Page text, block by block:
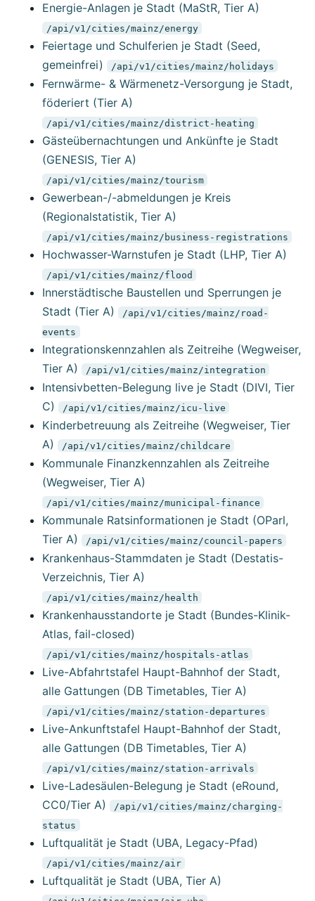
Energie-Anlagen je Stadt (MaStR, Tier A)
/api/v1/cities/mainz/energy
Feiertage und Schulferien je Stadt (Seed,
gemeinfrei)
/api/v1/cities/mainz/holidays
Fernwärme- & Wärmenetz-Versorgung je Stadt,
föderiert (Tier A)
/api/v1/cities/mainz/district-heating
Gästeübernachtungen und Ankünfte je Stadt
(GENESIS, Tier A)
/api/v1/cities/mainz/tourism
Gewerbean-/-abmeldungen je Kreis
(Regionalstatistik, Tier A)
/api/v1/cities/mainz/business-registrations
Hochwasser-Warnstufen je Stadt (LHP, Tier A)
/api/v1/cities/mainz/flood
Innerstädtische Baustellen und Sperrungen je
Stadt (Tier A)
/api/v1/cities/mainz/road-
events
Integrationskennzahlen als Zeitreihe (Wegweiser,
Tier A)
/api/v1/cities/mainz/integration
Intensivbetten-Belegung live je Stadt (DIVI, Tier
C)
/api/v1/cities/mainz/icu-live
Kinderbetreuung als Zeitreihe (Wegweiser, Tier
A)
/api/v1/cities/mainz/childcare
Kommunale Finanzkennzahlen als Zeitreihe
(Wegweiser, Tier A)
/api/v1/cities/mainz/municipal-finance
Kommunale Ratsinformationen je Stadt (OParl,
Tier A)
/api/v1/cities/mainz/council-papers
Krankenhaus-Stammdaten je Stadt (Destatis-
Verzeichnis, Tier A)
/api/v1/cities/mainz/health
Krankenhausstandorte je Stadt (Bundes-Klinik-
Atlas, fail-closed)
/api/v1/cities/mainz/hospitals-atlas
Live-Abfahrtstafel Haupt-Bahnhof der Stadt,
alle Gattungen (DB Timetables, Tier A)
/api/v1/cities/mainz/station-departures
Live-Ankunftstafel Haupt-Bahnhof der Stadt,
alle Gattungen (DB Timetables, Tier A)
/api/v1/cities/mainz/station-arrivals
Live-Ladesäulen-Belegung je Stadt (eRound,
CC0/Tier A)
/api/v1/cities/mainz/charging-
status
Luftqualität je Stadt (UBA, Legacy-Pfad)
/api/v1/cities/mainz/air
Luftqualität je Stadt (UBA, Tier A)